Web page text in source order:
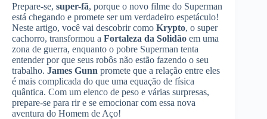
Prepare-se, super-fã, porque o novo filme do Superman
está chegando e promete ser um verdadeiro espetáculo!
Neste artigo, você vai descobrir como Krypto, o super
cachorro, transformou a Fortaleza da Solidão em uma
zona de guerra, enquanto o pobre Superman tenta
entender por que seus robôs não estão fazendo o seu
trabalho. James Gunn promete que a relação entre eles
é mais complicada do que uma equação de física
quântica. Com um elenco de peso e várias surpresas,
prepare-se para rir e se emocionar com essa nova
aventura do Homem de Aço!